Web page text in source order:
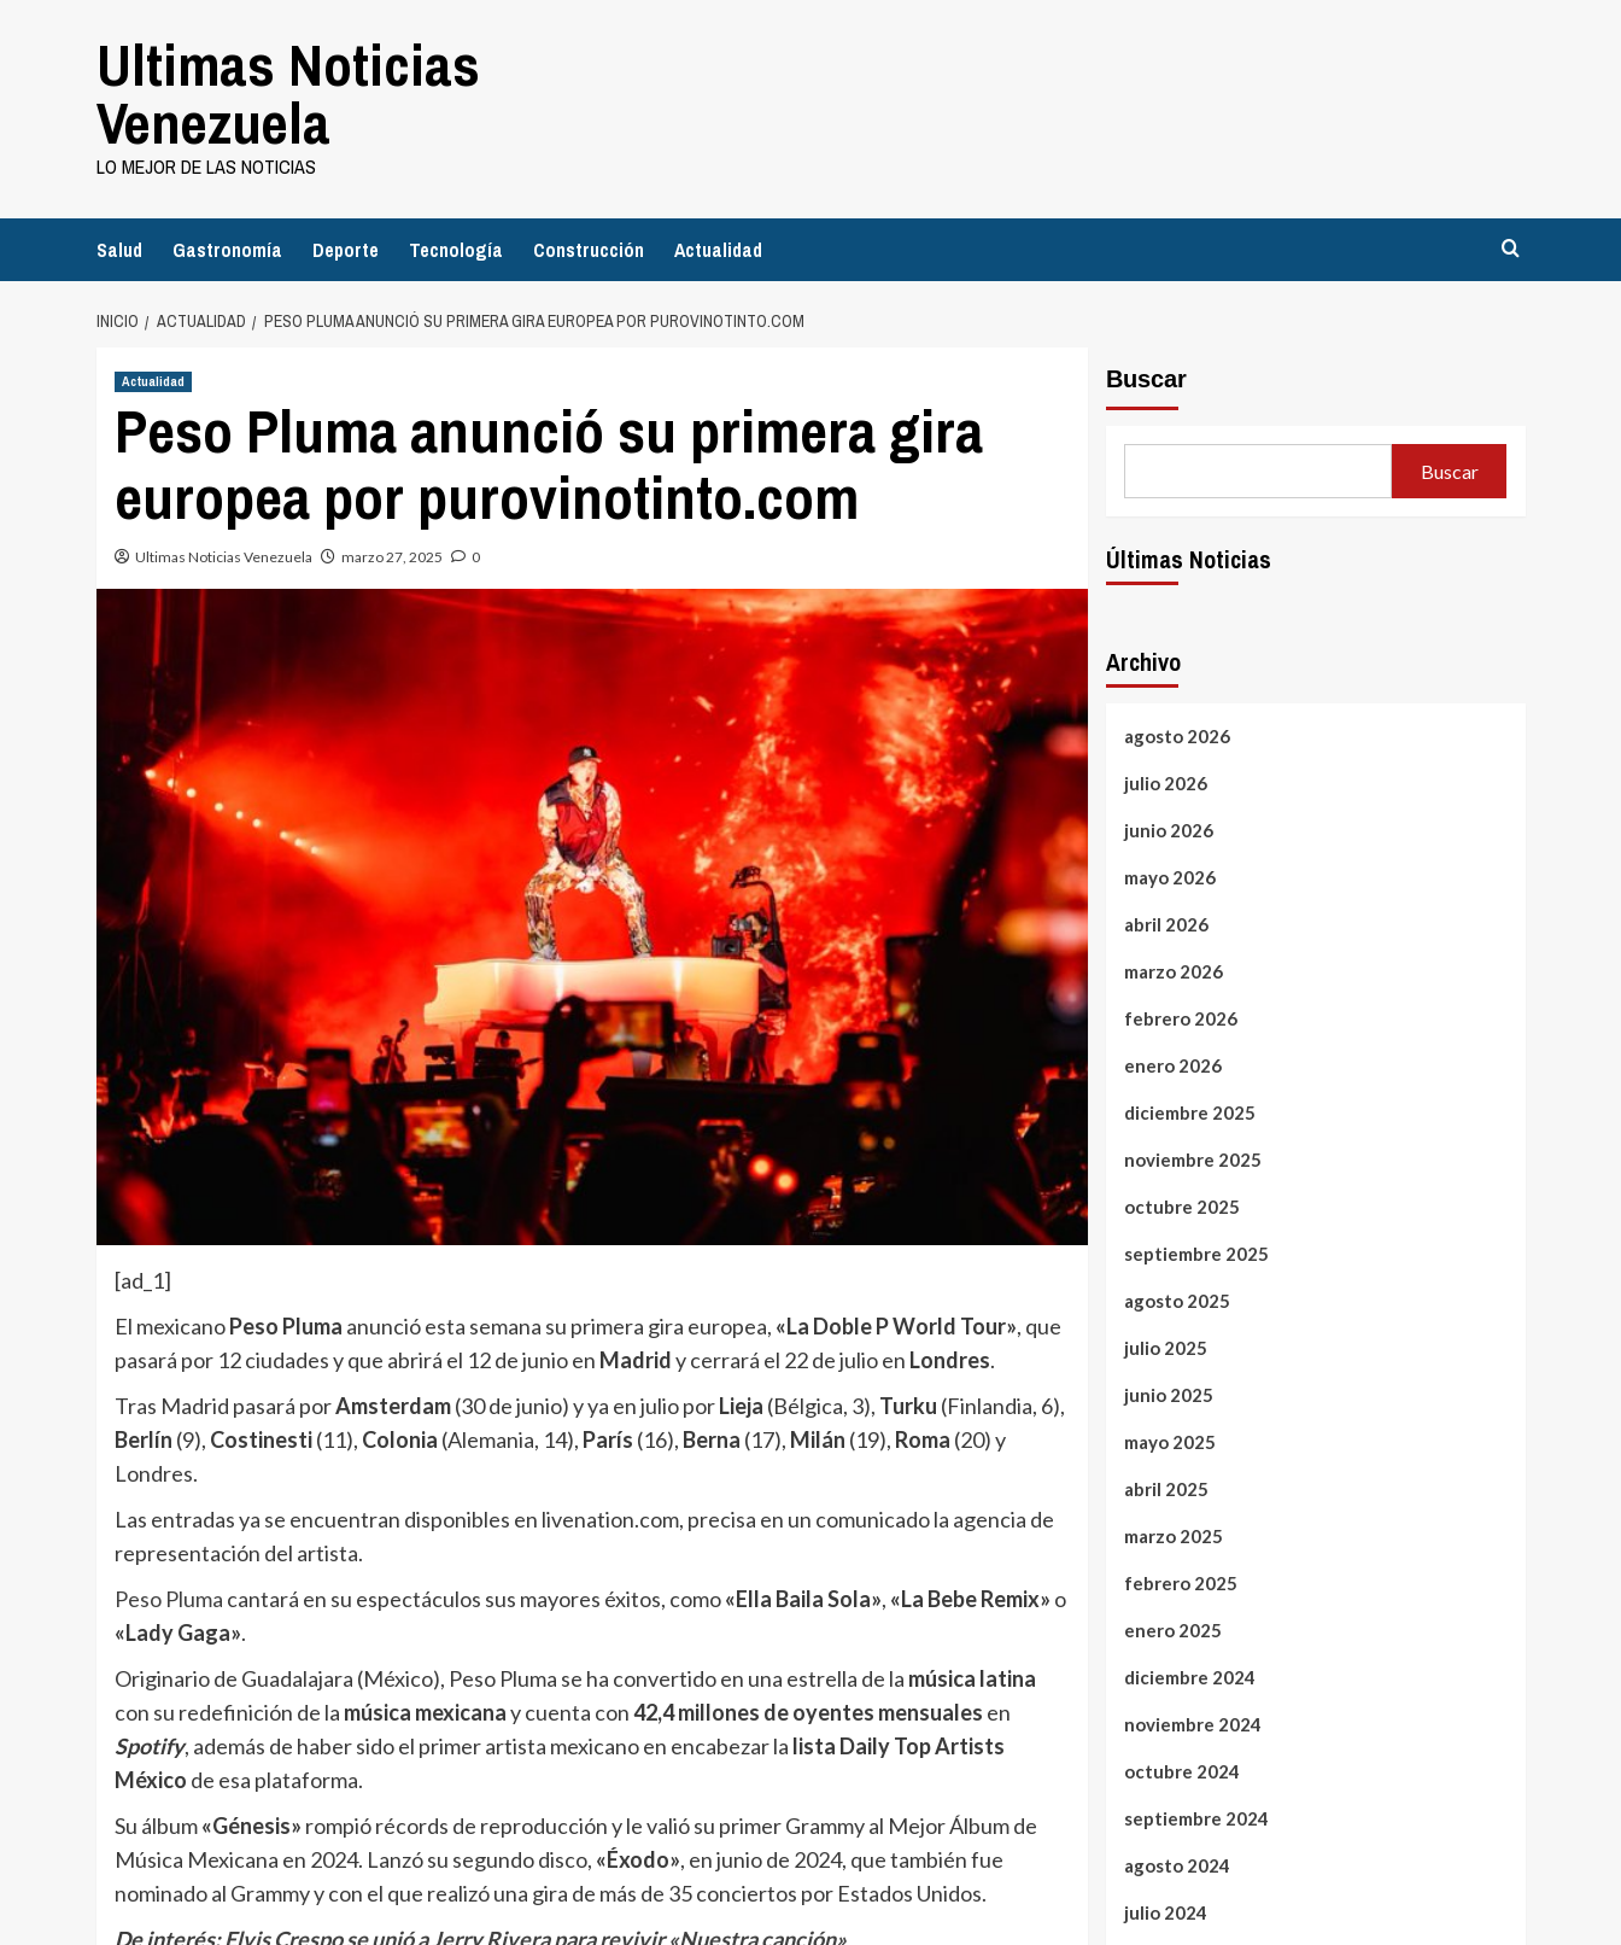
Ultimas Noticias
Venezuela
LO MEJOR DE LAS NOTICIAS
Salud Gastronomía Deporte Tecnología Construcción Actualidad
INICIO ACTUALIDAD PESO PLUMA ANUNCIÓ SU PRIMERA GIRA EUROPEA POR PUROVINOTINTO.COM
Actualidad
Peso Pluma anunció su primera gira
europea por purovinotinto.com
Ultimas Noticias Venezuela marzo 27, 2025 0
[ad_1]
El mexicanoPeso Pluma anunció esta semana su primera gira europea, «La Doble P World Tour», que
pasará por 12 ciudades y que abrirá el 12 de junio en Madridy cerrará el 22 de julio en Londres.
Tras Madrid pasará porAmsterdam(30 de junio) y ya en julio porLieja (Bélgica, 3), Turku (Finlandia, 6),
Berlín (9), Costinesti(11), Colonia (Alemania, 14), París (16), Berna (17), Milán (19), Roma (20) y
Londres.
Las entradas ya se encuentran disponibles en livenation.com, precisa en un comunicado la agencia de
representación del artista.
Peso Pluma cantará en su espectáculos sus mayores éxitos, como«Ella Baila Sola», «La Bebe Remix» o
«Lady Gaga».
Originario de Guadalajara (México), Peso Pluma se ha convertido en una estrella de la música latina
con su redefinición de la música mexicanay cuenta con42,4 millones de oyentes mensuales en
Spotify, además de haber sido el primer artista mexicano en encabezar la lista Daily Top Artists
México de esa plataforma.
Su álbum«Génesis» rompió récords de reproducción y le valió su primer Grammy al Mejor Álbum de
Música Mexicana en 2024. Lanzó su segundo disco, «Éxodo», en junio de 2024, que también fue
nominado al Grammy y con el que realizó una gira de más de 35 conciertos por Estados Unidos.
De interés:Elvis Crespo se unió a Jerry Rivera para revivir «Nuestra canción»
Buscar
Buscar
Últimas Noticias
Archivo
agosto 2026
julio 2026
junio 2026
mayo 2026
abril 2026
marzo 2026
febrero 2026
enero 2026
diciembre 2025
noviembre 2025
octubre 2025
septiembre 2025
agosto 2025
julio 2025
junio 2025
mayo 2025
abril 2025
marzo 2025
febrero 2025
enero 2025
diciembre 2024
noviembre 2024
octubre 2024
septiembre 2024
agosto 2024
julio 2024